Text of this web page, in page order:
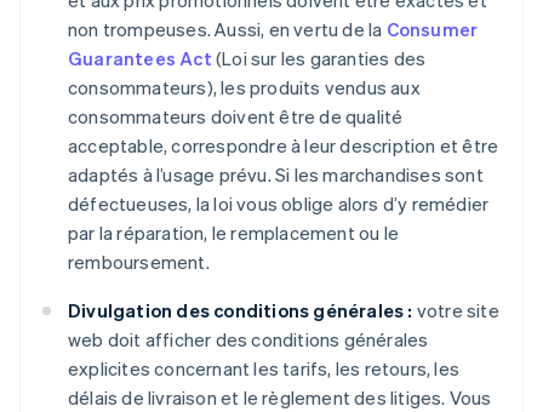
non trompeuses. Aussi, en vertu de la Consumer
Guarantees Act (Loi sur les garanties des
consommateurs), les produits vendus aux
consommateurs doivent être de qualité
acceptable, correspondre à leur description et être
adaptés à l’usage prévu. Si les marchandises sont
défectueuses, la loi vous oblige alors d’y remédier
par la réparation, le remplacement ou le
remboursement.
Divulgation des conditions générales : votre site
web doit afficher des conditions générales
explicites concernant les tarifs, les retours, les
délais de livraison et le règlement des litiges. Vous